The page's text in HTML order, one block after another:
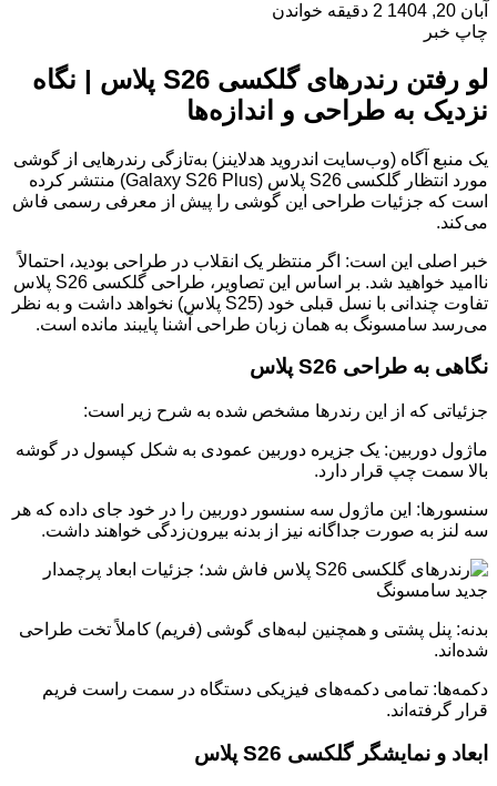
آبان 20, 1404
2 دقیقه خواندن
چاپ خبر
لو رفتن رندرهای گلکسی S26 پلاس | نگاه
نزدیک به طراحی و اندازه‌ها
یک منبع آگاه (وب‌سایت اندروید هدلاینز) به‌تازگی رندرهایی از گوشی
مورد انتظار گلکسی S26 پلاس (Galaxy S26 Plus) منتشر کرده
است که جزئیات طراحی این گوشی را پیش از معرفی رسمی فاش
می‌کند.
خبر اصلی این است: اگر منتظر یک انقلاب در طراحی بودید، احتمالاً
ناامید خواهید شد. بر اساس این تصاویر، طراحی گلکسی S26 پلاس
تفاوت چندانی با نسل قبلی خود (S25 پلاس) نخواهد داشت و به نظر
می‌رسد سامسونگ به همان زبان طراحی آشنا پایبند مانده است.
نگاهی به طراحی S26 پلاس
جزئیاتی که از این رندرها مشخص شده به شرح زیر است:
ماژول دوربین: یک جزیره دوربین عمودی به شکل کپسول در گوشه
بالا سمت چپ قرار دارد.
سنسورها: این ماژول سه سنسور دوربین را در خود جای داده که هر
سه لنز به صورت جداگانه نیز از بدنه بیرون‌زدگی خواهند داشت.
بدنه: پنل پشتی و همچنین لبه‌های گوشی (فریم) کاملاً تخت طراحی
شده‌اند.
دکمه‌ها: تمامی دکمه‌های فیزیکی دستگاه در سمت راست فریم
قرار گرفته‌اند.
ابعاد و نمایشگر گلکسی S26 پلاس